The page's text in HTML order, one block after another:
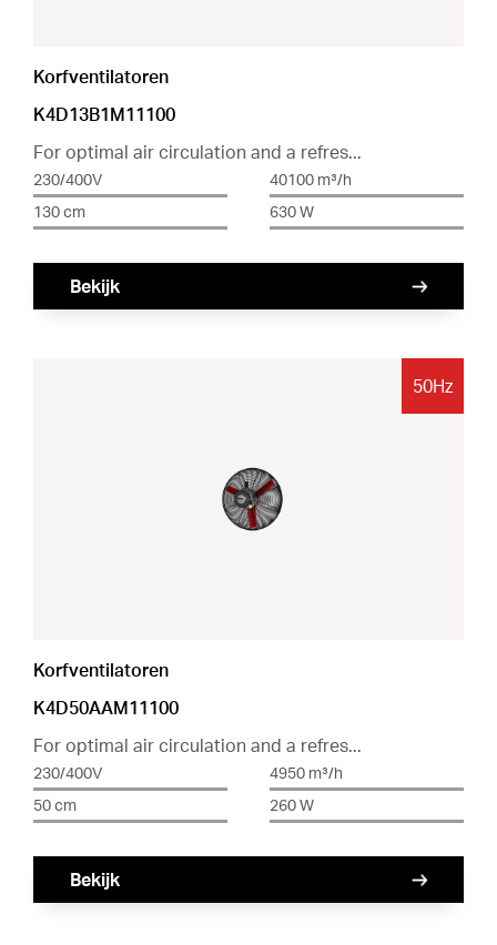
Korfventilatoren
K4D13B1M11100
For optimal air circulation and a refres...
230/400V
40100 m³/h
130 cm
630 W
Bekijk
50Hz
Korfventilatoren
K4D50AAM11100
For optimal air circulation and a refres...
230/400V
4950 m³/h
50 cm
260 W
Bekijk